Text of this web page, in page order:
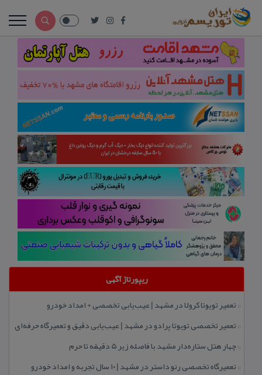
ریپورتاژ آگهی
:: تعمیر تویوتا كرولا در مشهد | عیب‌یابی تخصصی + امداد خودرو
:: تعمیر تخصصی تویوتا پرادو در مشهد | عیب‌یابی دقیق و تعمیرگاه حرفه‌ای
::چهار هتل‌ ستاره‌دار مشهد با فاصله زیر 5 دقیقه تا حرم
:: تعمیرگاه تخصصی رنو داستر در مشهد | ۱۰ سال تجربه و امداد خودرو